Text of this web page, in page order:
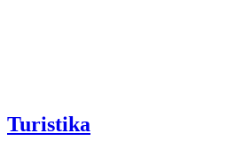
Turistika